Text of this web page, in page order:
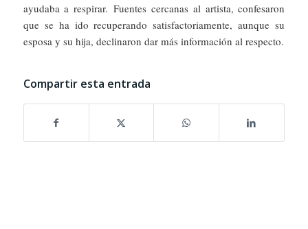
ayudaba a respirar. Fuentes cercanas al artista, confesaron
que se ha ido recuperando satisfactoriamente, aunque su
esposa y su hija, declinaron dar más información al respecto.
Compartir esta entrada